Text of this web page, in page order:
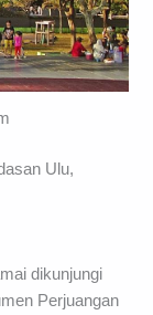
Ulu,
dikunjungi
Perjuangan